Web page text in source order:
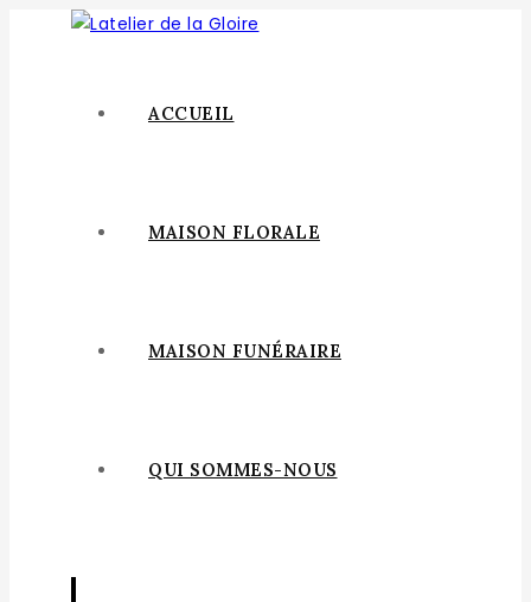
ACCUEIL
MAISON FLORALE
MAISON FUNÉRAIRE
QUI SOMMES-NOUS